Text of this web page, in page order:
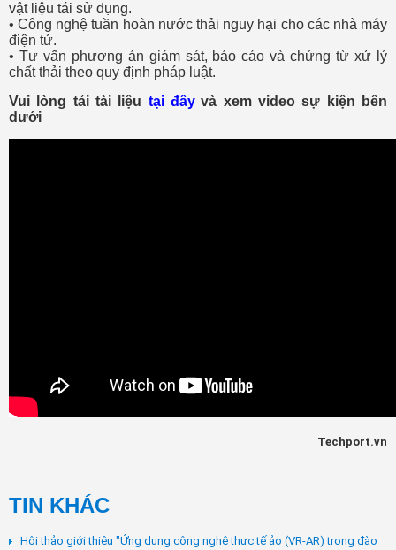
vật liệu tái sử dụng.
• Công nghệ tuần hoàn nước thải nguy hại cho các nhà máy
điện tử.
• Tư vấn phương án giám sát, báo cáo và chứng từ xử lý
chất thải theo quy định pháp luật.
Vui lòng tải tài liệu tại đây và xem video sự kiện bên
dưới
Techport.vn
TIN KHÁC
Hội thảo giới thiệu "Ứng dụng công nghệ thực tế ảo (VR-AR) trong đào